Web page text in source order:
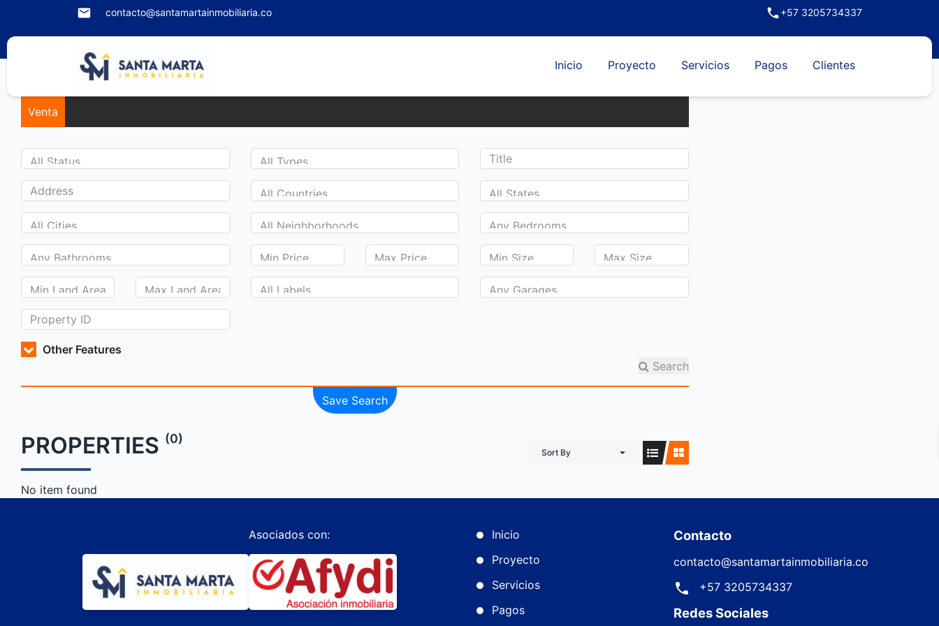
contacto@santamartainmobiliaria.co +57 3205734337
Inicio Proyecto Servicios Pagos Clientes
Venta
Other Features
Search
Save Search
PROPERTIES (0)
Sort By
No item found
Asociados con:
Inicio
Proyecto
Servicios
Pagos
Contacto
contacto@santamartainmobiliaria.co
+57 3205734337
Redes Sociales